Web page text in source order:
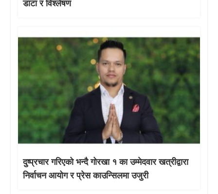
डाटा र विश्लेषण
दुष्प्रचार गरिएको भन्दै गोरखा १ का उम्मेदवार खत्रीद्वारा
निर्वाचन आयोग र प्रेस काउन्सिलमा उजुरी